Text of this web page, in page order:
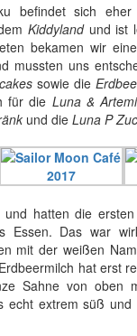
befindet sich
Kiddylandund ist
bekamen wir
mussten uns
sowie die
für die Luna &
und die Luna P
hatten die
Essen. Das war
mit der weißen
hat erst
Sahne von oben
echt extrem süß